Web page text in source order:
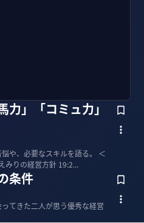
」「コミュ力」
、必要なスキルを語る。 ＜
りの経営方針 19:2...
条件
てきた二人が思う優秀な経営